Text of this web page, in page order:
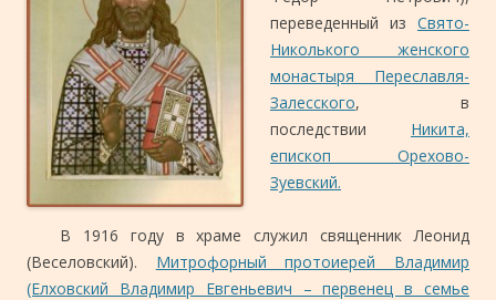
переведенный из Свято-
Николького женского
монастыря Переславля-
Залесского, в
последствии Никита,
епископ Орехово-
Зуевский.
В 1916 году в храме служил священник Леонид
(Веселовский). Митрофорный протоиерей Владимир
(Елховский Владимир Евгеньевич – первенец в семье